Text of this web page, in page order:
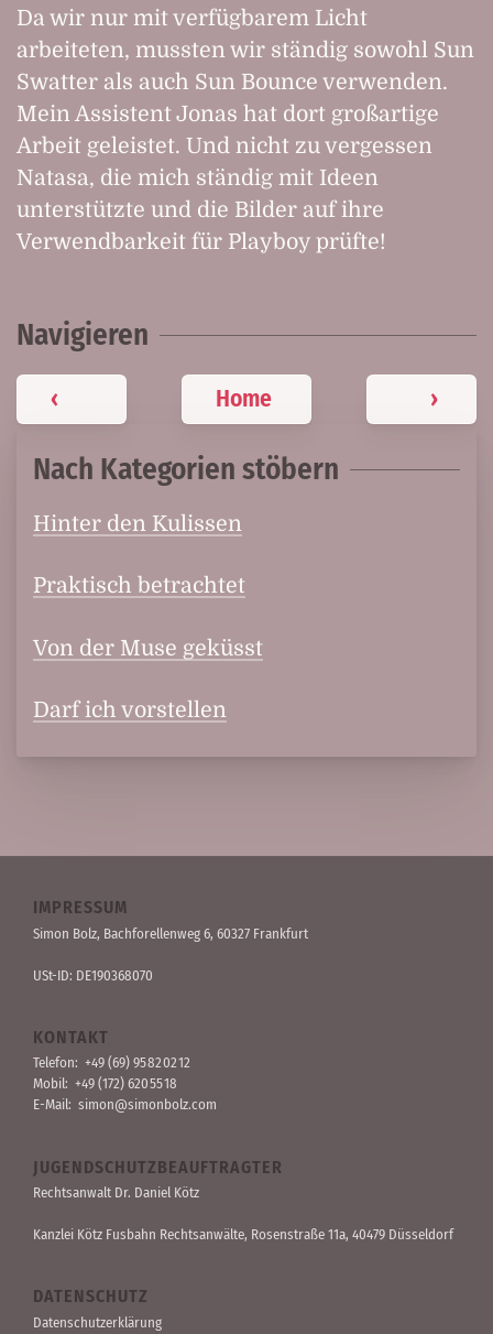
Da wir nur mit verfügbarem Licht
arbeiteten, mussten wir ständig sowohl Sun
Swatter als auch Sun Bounce verwenden.
Mein Assistent Jonas hat dort großartige
Arbeit geleistet. Und nicht zu vergessen
Natasa, die mich ständig mit Ideen
unterstützte und die Bilder auf ihre
Verwendbarkeit für Playboy prüfte!
Navigieren
‹ Home ›
Nach Kategorien stöbern
Hinter den Kulissen
Praktisch betrachtet
Von der Muse geküsst
Darf ich vorstellen
IMPRESSUM
Simon Bolz, Bachforellen­weg 6, 60327 Frankfurt
USt-ID: DE190368070
KONTAKT
Telefon: +49 (69) 95 82 02 12
Mobil: +49 (172) 620 55 18
E-Mail: simon@simonbolz.com
JUGENDSCHUTZBEAUFTRAGTER
Rechts­anwalt Dr. Daniel Kötz
Kanzlei Kötz Fusbahn Rechts­anwälte, Rosen­straße 11a, 40479 Düssel­dorf
DATENSCHUTZ
Datenschutzerklärung